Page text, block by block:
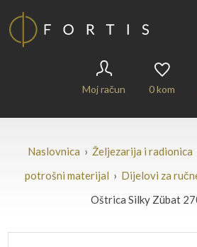
Moj račun 0kom
Naslovnica › Željezarija i radionica
potrošni materijal › Dijelovi za
Oštrica Silky Zübat